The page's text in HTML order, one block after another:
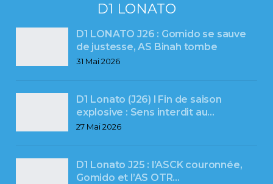
D1 LONATO
D1 LONATO J26 : Gomido se sauve
de justesse, AS Binah tombe
31 Mai 2026
D1 Lonato (J26) l Fin de saison
explosive : Sens interdit au…
27 Mai 2026
D1 Lonato J25 : l’ASCK couronnée,
Gomido et l’AS OTR…